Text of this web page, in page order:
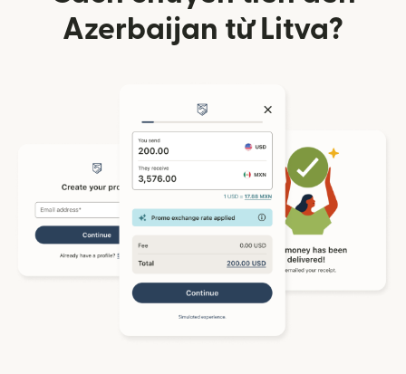
Azerbaijan từ Litva?